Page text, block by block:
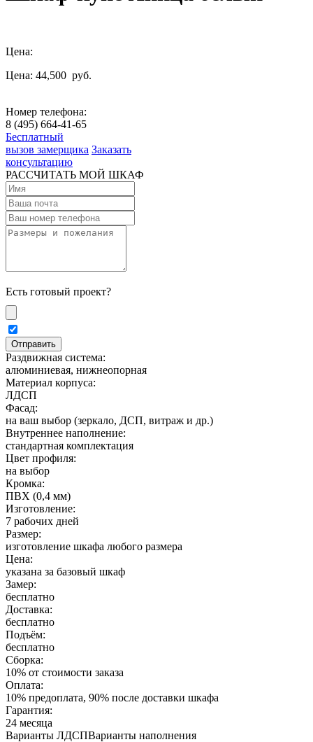
Цена:
Цена: 44,500 руб.
Номер телефона:
8 (495) 664-41-65
Бесплатный
вызов замерщика Заказать
консультацию
РАССЧИТАТЬ МОЙ ШКАФ
Есть готовый проект?
Раздвижная система:
алюминиевая, нижнеопорная
Материал корпуса:
ЛДСП
Фасад:
на ваш выбор (зеркало, ДСП, витраж и др.)
Внутреннее наполнение:
стандартная комплектация
Цвет профиля:
на выбор
Кромка:
ПВХ (0,4 мм)
Изготовление:
7 рабочих дней
Размер:
изготовление шкафа любого размера
Цена:
указана за базовый шкаф
Замер:
бесплатно
Доставка:
бесплатно
Подъём:
бесплатно
Сборка:
10% от стоимости заказа
Оплата:
10% предоплата, 90% после доставки шкафа
Гарантия:
24 месяца
Варианты ЛДСПВарианты наполнения